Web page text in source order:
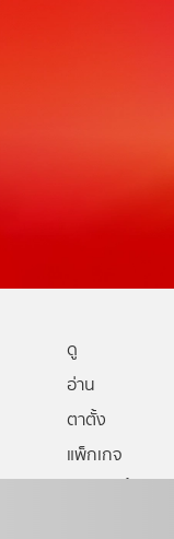
ดู
อ่าน
ตาตั้ง
แพ็กเกจ